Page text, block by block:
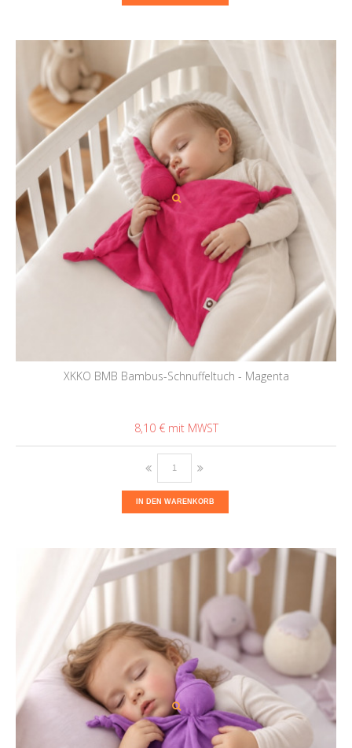
XKKO BMB Bambus-Schnuffeltuch - Magenta
8,10 €
IN DEN WARENKORB